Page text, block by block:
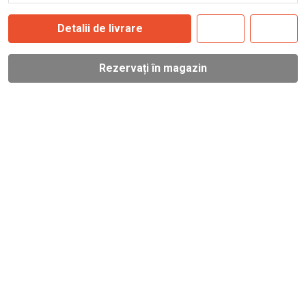
Detalii de livrare
Rezervați în magazin